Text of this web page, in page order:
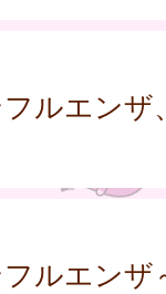
ルエンザ
ルエンザ